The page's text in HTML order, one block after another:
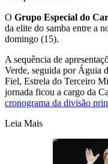
O Grupo Especial do
da elite do samba entre a
domingo (15).
A sequência de
Verde, seguida por Águia
Fiel, Estrela do Terceiro
jornada ficou a cargo da
cronograma da divisão
Leia Mais